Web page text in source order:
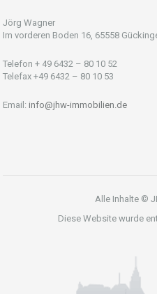
Jörg Wagner
Im vorderen Boden 16, 65558
Telefon + 49 6432 – 80 10 52
Telefax +49 6432 – 80 10 53
Email: info@jhw-immobilien.de
Alle Inhalte ©
Diese Website wurde